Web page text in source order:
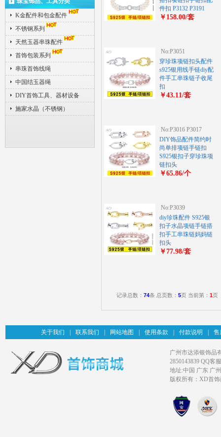
K金配件和包金配件
不锈钢系列
天然玉器串珠配件
首饰包装系列
串珠首饰线绳
中国结玉器绳
DIY首饰工具、器材设备
施家水晶（不锈钢）
件扣 P3132 P3191
￥158.00/套
No:P3051
穿珍珠项链扣头配件
s925银用线手链diy配
件手工串珠链子收尾
扣
￥43.11/套
No:P3016 P3017
DIY饰品配件简约时
尚单排项链手链扣
S925银扣子穿珍珠项
链扣头
￥65.86/个
No:P3039
diy珍珠配件 S925银
扣子水晶项链手链搭
扣手工串珠链妈妈链
扣头
￥77.98/套
记录总数： 74条 总页数： 5页 当前第： 1页
关于我们 联系我们 网站地图 使用条款 付款说明 售
广州市达添银饰品
2850143839 QQ客
地址:中国 广东 广
版权所有：XD首